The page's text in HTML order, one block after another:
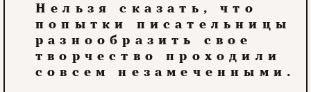
Нельзя сказать, что
попытки писательницы
разнообразить свое
творчество проходили
совсем незамеченными.